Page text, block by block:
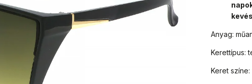
Anyag:
Kerettípus:
Keret